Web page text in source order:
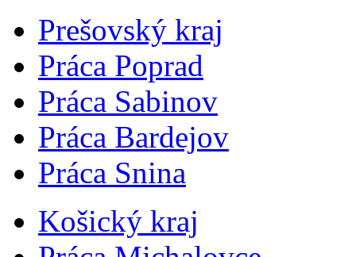
Prešovský kraj
Práca Poprad
Práca Sabinov
Práca Bardejov
Práca Snina
Košický kraj